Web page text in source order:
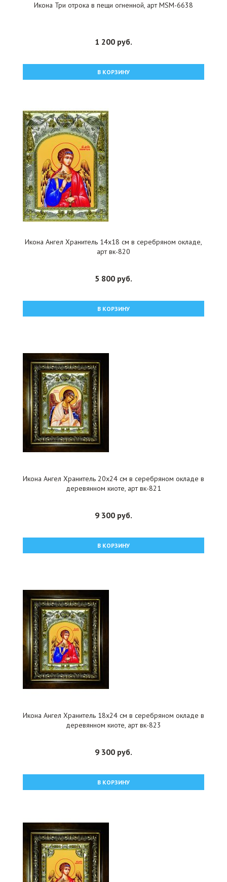
Икона Три отрока в пещи огненной, арт MSM-6638
1 200 руб.
В КОРЗИНУ
Икона Ангел Хранитель 14x18 см в серебряном окладе,
арт вк-820
5 800 руб.
В КОРЗИНУ
Икона Ангел Хранитель 20x24 см в серебряном окладе в
деревянном киоте, арт вк-821
9 300 руб.
В КОРЗИНУ
Икона Ангел Хранитель 18x24 см в серебряном окладе в
деревянном киоте, арт вк-823
9 300 руб.
В КОРЗИНУ